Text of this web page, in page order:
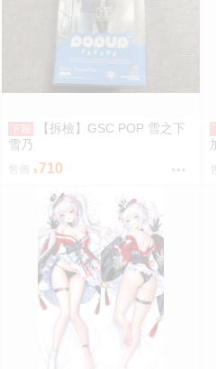
下殺
【拆檢】GSC POP 雪之下
雪乃
售價 710